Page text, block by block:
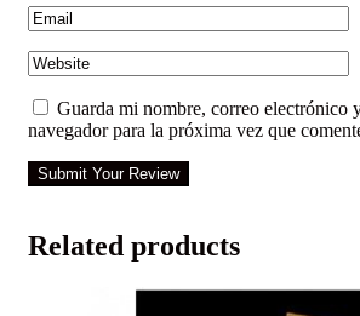
Guarda mi nombre, correo electrónico
navegador para la próxima vez que
Submit Your Review
Related products